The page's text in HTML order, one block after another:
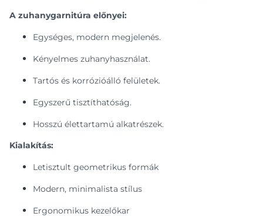
A zuhanygarnitúra előnyei:
Egységes, modern megjelenés.
Kényelmes zuhanyhasználat.
Tartós és korrózióálló felületek.
Egyszerű tisztíthatóság.
Hosszú élettartamú alkatrészek.
Kialakítás:
Letisztult geometrikus formák
Modern, minimalista stílus
Ergonomikus kezelőkar